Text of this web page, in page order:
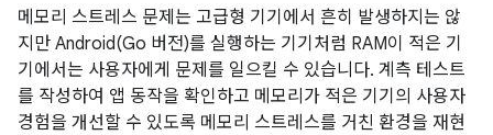
메모리 스트레스 문제는 고급형 기기에서 흔히 발생하지는 않
지만 Android(Go 버전)를 실행하는 기기처럼 RAM이 적은 기
기에서는 사용자에게 문제를 일으킬 수 있습니다. 계측 테스트
를 작성하여 앱 동작을 확인하고 메모리가 적은 기기의 사용자
경험을 개선할 수 있도록 메모리 스트레스를 거친 환경을 재현